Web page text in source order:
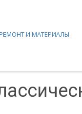
И МАТЕРИАЛЫ